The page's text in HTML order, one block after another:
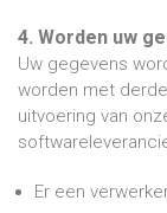
4. Worden uw
Uw gegevens
worden met
uitvoering van
Er een